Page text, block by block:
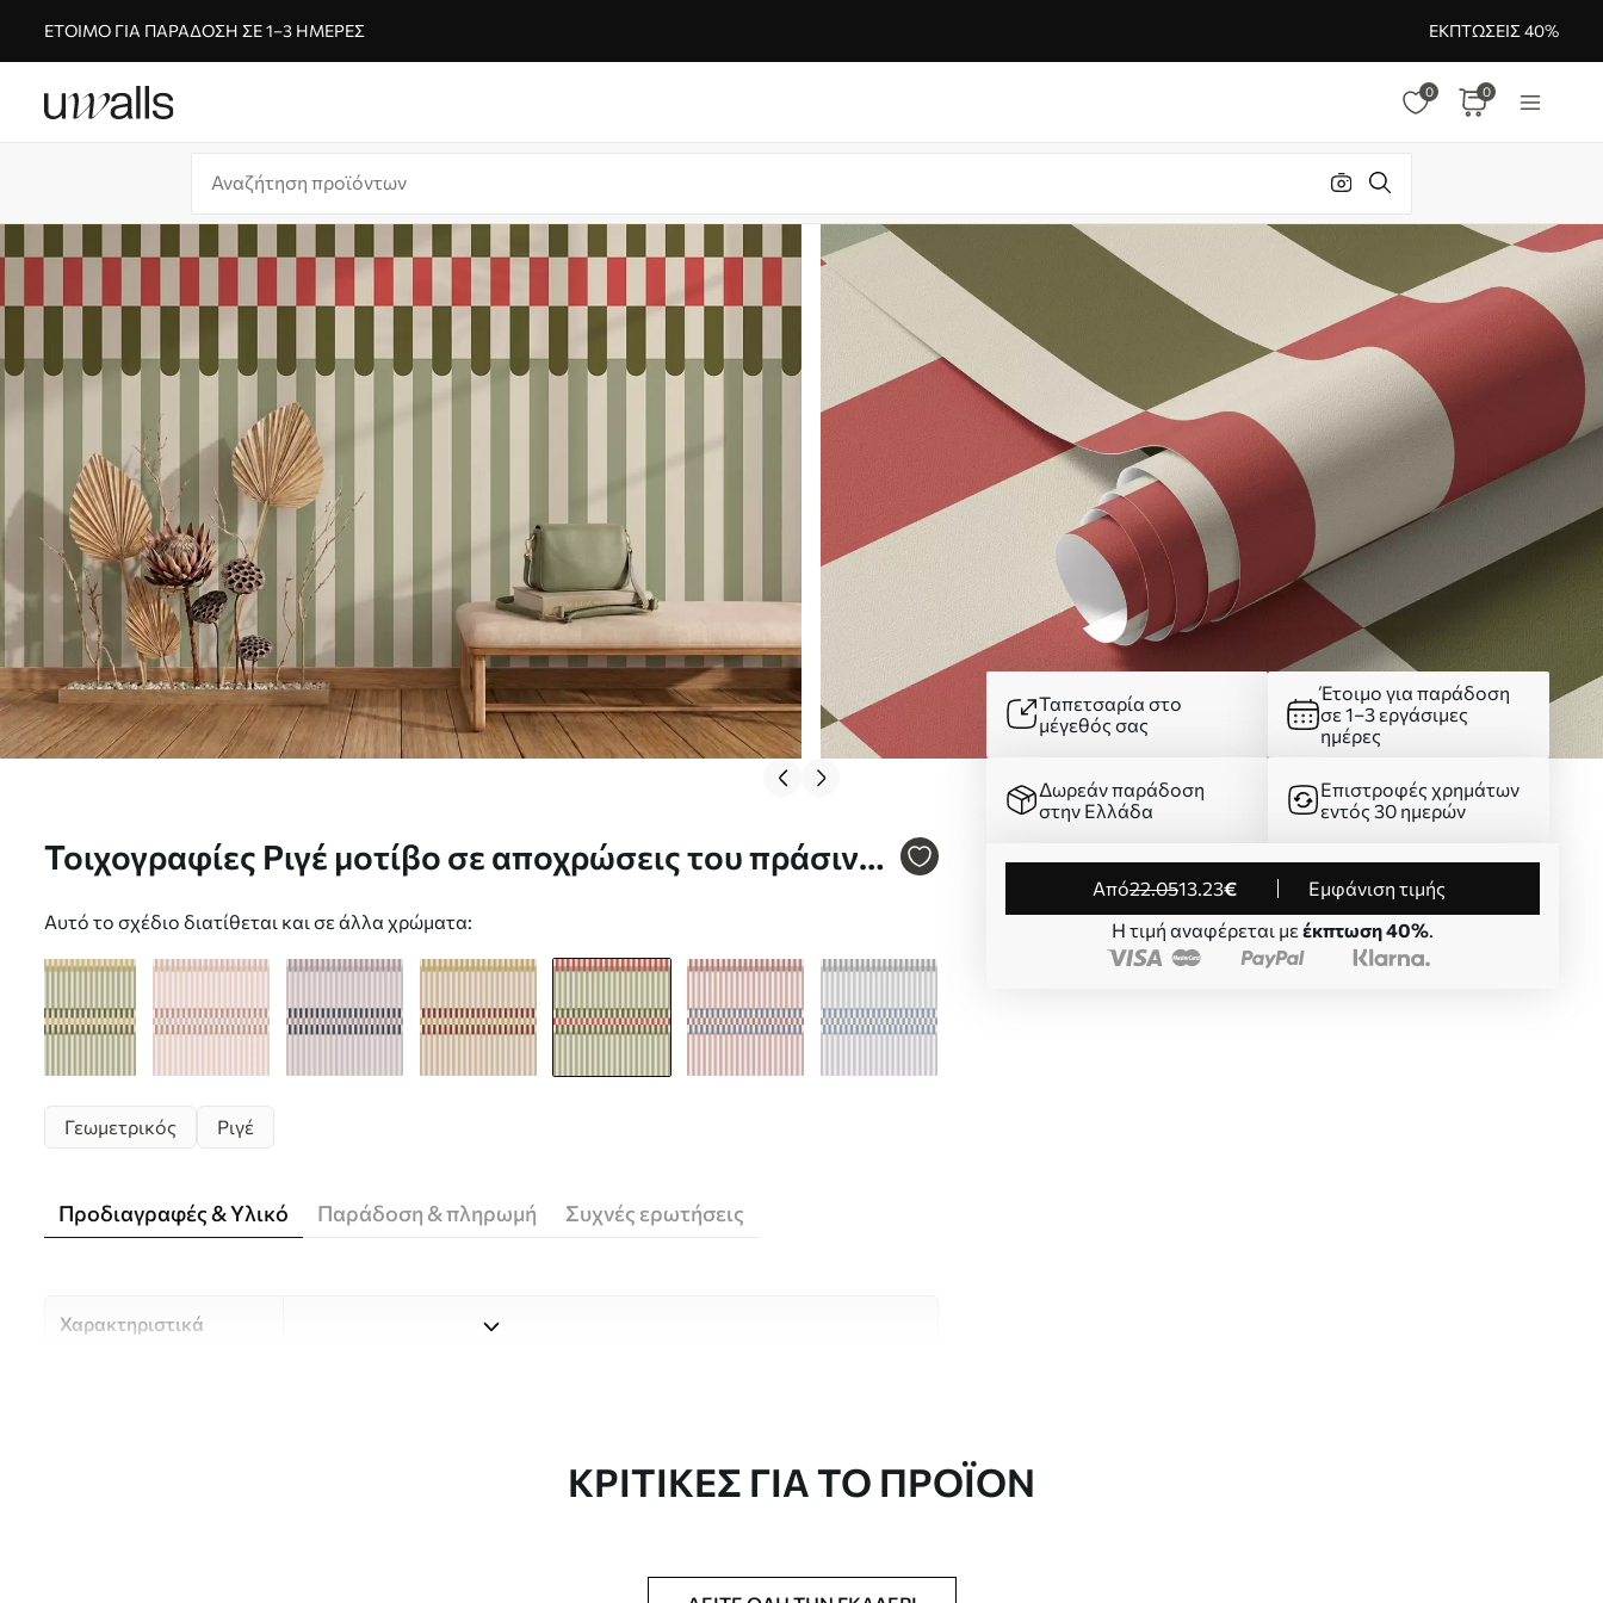
ΈΤΟΙΜΟ ΓΙΑ ΠΑΡΆΔΟΣΗ ΣΕ 1–3 ΗΜΈΡΕΣ ΕΚΠΤΏΣΕΙΣ 40%
0 0
Τοιχογραφίες Ριγέ μοτίβο σε αποχρώσεις του πράσινου
Αυτό το σχέδιο διατίθεται και σε άλλα χρώματα:
Ταπετσαρία στο
μέγεθός σας
Έτοιμο για παράδοση
σε 1–3 εργάσιμες
ημέρες
Δωρεάν παράδοση
στην Ελλάδα
Επιστροφές χρημάτων
εντός 30 ημερών
από22.0513.23€
Εμφάνιση τιμής
Η τιμή αναφέρεται με έκπτωση 40%.
Γεωμετρικός Ριγέ
Προδιαγραφές & Υλικό Παράδοση & πληρωμή Συχνές ερωτήσεις
Χαρακτηριστικά
ΚΡΙΤΙΚΈΣ ΓΙΑ ΤΟ ΠΡΟΪΌΝ